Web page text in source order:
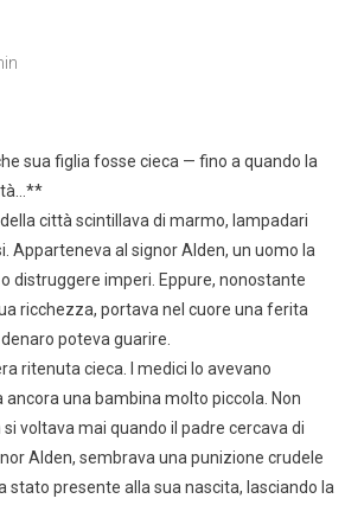
sua figlia fosse cieca — fino a quando la
della città scintillava di marmo, lampadari
Apparteneva al signor Alden, un uomo la
distruggere imperi. Eppure, nonostante
ricchezza, portava nel cuore una ferita
poteva guarire.
ritenuta cieca. I medici lo avevano
una bambina molto piccola. Non
voltava mai quando il padre cercava di
Alden, sembrava una punizione crudele
stato presente alla sua nascita, lasciando la